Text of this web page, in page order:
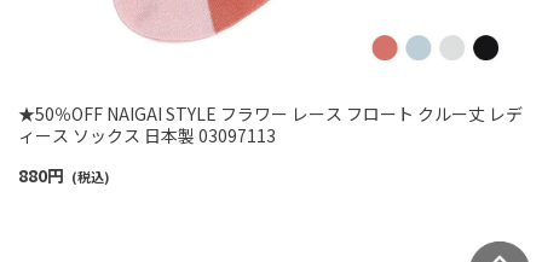
★50％OFF NAIGAI STYLE フラワー レース フロート クルー丈 レデ
ィース ソックス 日本製 03097113
880円 (税込)